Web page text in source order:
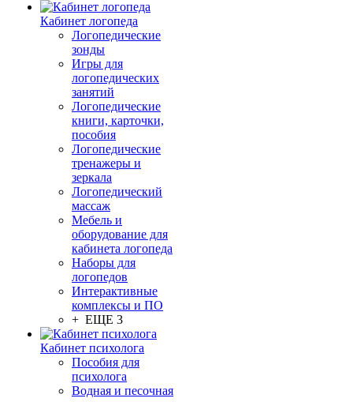
Кабинет логопеда
Логопедические
зонды
Игры для
логопедических
занятий
Логопедические
книги, карточки,
пособия
Логопедические
тренажеры и
зеркала
Логопедический
массаж
Мебель и
оборудование для
кабинета логопеда
Наборы для
логопедов
Интерактивные
комплексы и ПО
+ ЕЩЕ 3
Кабинет психолога
Пособия для
психолога
Водная и песочная